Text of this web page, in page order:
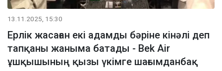
13.11.2025, 15:30
Ерлік жасаған екі адамды бәріне кінәлі деп
тапқаны жаныма батады - Bek Air
ұшқышының қызы үкімге шағымданбақ